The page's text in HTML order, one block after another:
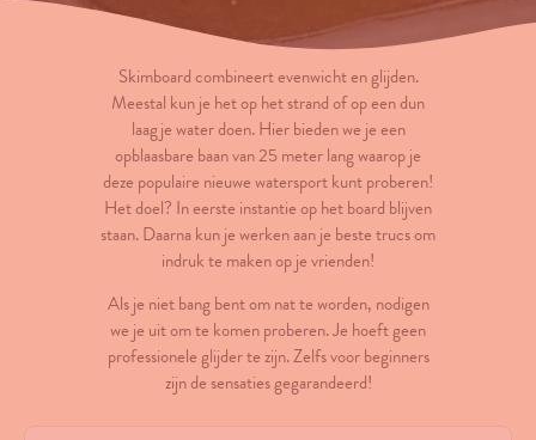
Skimboard combineert evenwicht en glijden.
Meestal kun je het op het strand of op een dun
laagje water doen. Hier bieden we je een
opblaasbare baan van 25 meter lang waarop je
deze populaire nieuwe watersport kunt proberen!
Het doel? In eerste instantie op het board blijven
staan. Daarna kun je werken aan je beste trucs om
indruk te maken op je vrienden!
Als je niet bang bent om nat te worden, nodigen
we je uit om te komen proberen. Je hoeft geen
professionele glijder te zijn. Zelfs voor beginners
zijn de sensaties gegarandeerd!